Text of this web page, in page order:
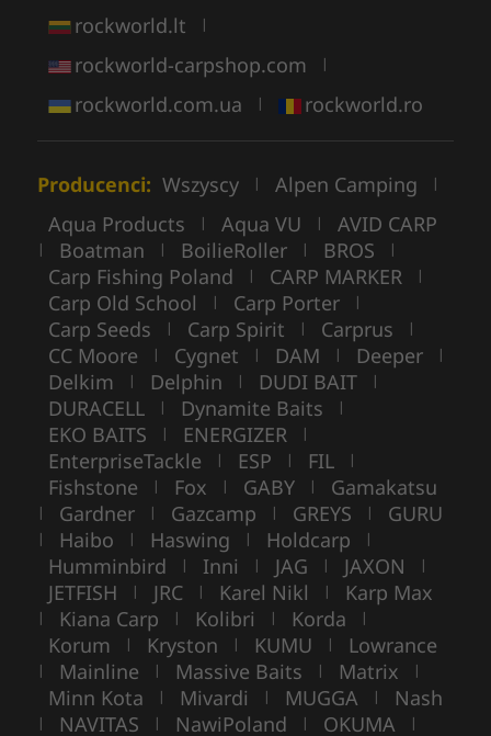
rockworld.lt |
rockworld-carpshop.com |
rockworld.com.ua | rockworld.ro
Producenci: Wszyscy | Alpen Camping |
Aqua Products | Aqua VU | AVID CARP
| Boatman | BoilieRoller | BROS |
Carp Fishing Poland | CARP MARKER |
Carp Old School | Carp Porter |
Carp Seeds | Carp Spirit | Carprus |
CC Moore | Cygnet | DAM | Deeper |
Delkim | Delphin | DUDI BAIT |
DURACELL | Dynamite Baits |
EKO BAITS | ENERGIZER |
EnterpriseTackle | ESP | FIL |
Fishstone | Fox | GABY | Gamakatsu
| Gardner | Gazcamp | GREYS | GURU
| Haibo | Haswing | Holdcarp |
Humminbird | Inni | JAG | JAXON |
JETFISH | JRC | Karel Nikl | Karp Max
| Kiana Carp | Kolibri | Korda |
Korum | Kryston | KUMU | Lowrance
| Mainline | Massive Baits | Matrix |
Minn Kota | Mivardi | MUGGA | Nash
| NAVITAS | NawiPoland | OKUMA |